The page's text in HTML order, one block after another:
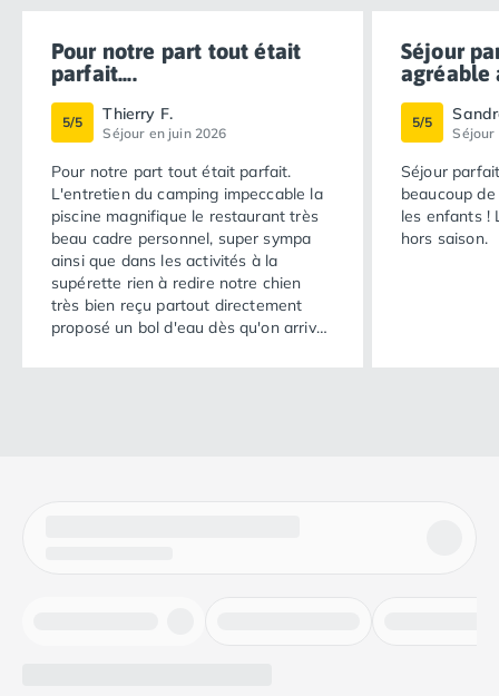
Pour notre part tout était
parfait....
5/5 Thierry F.
Séjour en juin 2026
Pour notre part tout était parfait.
L'entretien du camping impeccable la
piscine magnifique le restaurant très
beau cadre personnel, super sympa
ainsi que dans les activités à la
supérette rien à redire notre chien
très bien reçu partout directement
proposé un bol d'eau dès qu'on arrive
comptons revenir l'an prochain car
Séjour
agréable
5/5
Séjour
Séjour
beaucoup
les enfants !
hors saison.